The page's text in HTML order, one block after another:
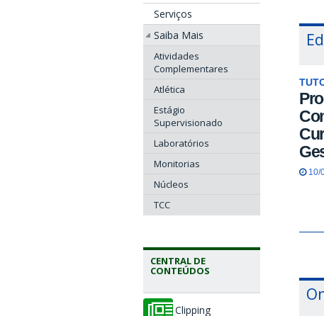
Serviços
Saiba Mais
Atividades
Complementares
Atlética
Estágio
Supervisionado
Laboratórios
Monitorias
Núcleos
TCC
CENTRAL DE
CONTEÚDOS
Clipping
10/